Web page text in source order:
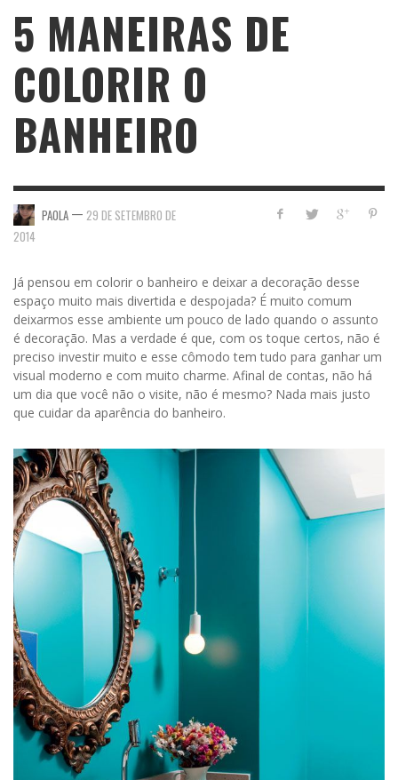
5 MANEIRAS DE
COLORIR O
BANHEIRO
PAOLA — 29 DE SETEMBRO DE
2014
Já pensou em colorir o banheiro e deixar a decoração desse
espaço muito mais divertida e despojada? É muito comum
deixarmos esse ambiente um pouco de lado quando o assunto
é decoração. Mas a verdade é que, com os toque certos, não é
preciso investir muito e esse cômodo tem tudo para ganhar um
visual moderno e com muito charme. Afinal de contas, não há
um dia que você não o visite, não é mesmo? Nada mais justo
que cuidar da aparência do banheiro.